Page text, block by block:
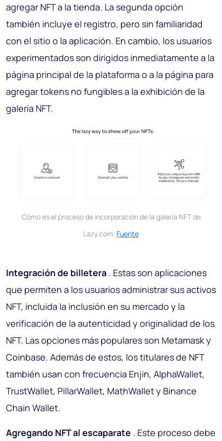
agregar NFT a la tienda. La segunda opción
también incluye el registro, pero sin familiaridad
con el sitio o la aplicación. En cambio, los usuarios
experimentados son dirigidos inmediatamente a la
página principal de la plataforma o a la página para
agregar tokens no fungibles a la exhibición de la
galería NFT.
Cómo es el proceso de incorporación de la galería NFT de
Lazy.com. Fuente
Integración de billetera . Estas son aplicaciones
que permiten a los usuarios administrar sus activos
NFT, incluida la inclusión en su mercado y la
verificación de la autenticidad y originalidad de los
NFT. Las opciones más populares son Metamask y
Coinbase. Además de estos, los titulares de NFT
también usan con frecuencia Enjin, AlphaWallet,
TrustWallet, PillarWallet, MathWallet y Binance
Chain Wallet.
Agregando NFT al escaparate . Este proceso debe